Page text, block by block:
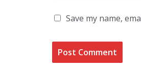
Save my name,